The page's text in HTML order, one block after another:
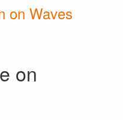
on Waves
on